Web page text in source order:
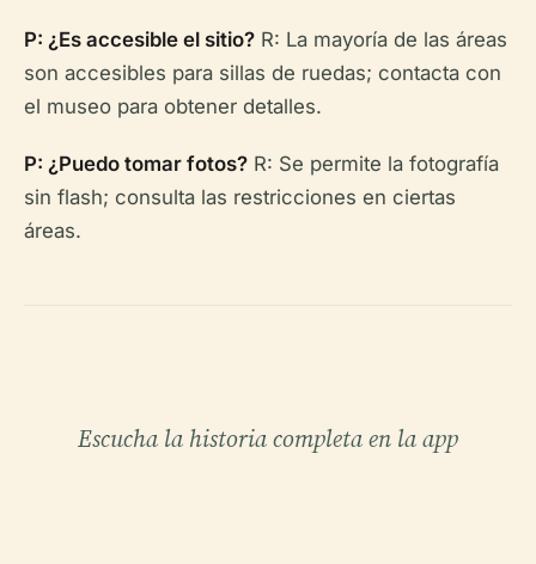
P: ¿Es accesible el sitio? R: La mayoría de las áreas
son accesibles para sillas de ruedas; contacta con
el museo para obtener detalles.
P: ¿Puedo tomar fotos? R: Se permite la fotografía
sin flash; consulta las restricciones en ciertas
áreas.
Escucha la historia completa en la app